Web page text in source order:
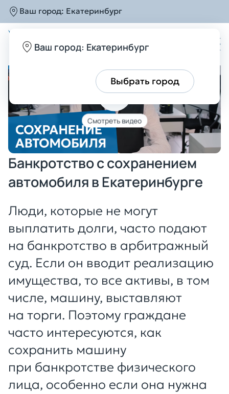
Ваш город: Екатеринбург
Ваш город: Екатеринбург
Выбрать город
Главная Услуги Сохранение имущества
Банкротство с сохранением
автомобиля в Екатеринбурге
Люди, которые не могут
выплатить долги, часто подают
на банкротство в арбитражный
суд. Если он вводит реализацию
имущества, то все активы, в том
числе, машину, выставляют
на торги. Поэтому граждане
часто интересуются, как
сохранить машину
при банкротстве физического
лица, особенно если она нужна